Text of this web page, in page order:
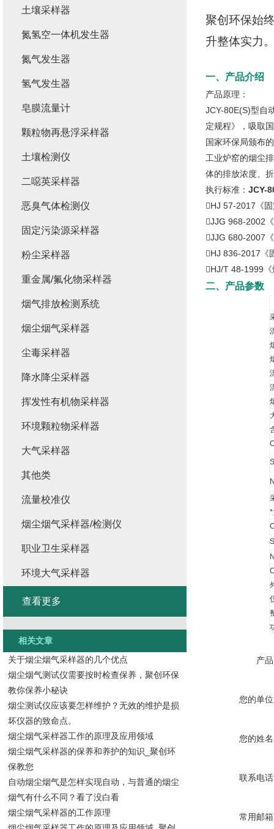
聚创 环保始
升整体实力
一、产品介绍
产品原理：
JCY-80E(S)型自
定规程》，吸取
国家环保局颁布
工业炉窑的烟尘
体的排放浓度、
执行标准： JCY-
HJ 57-2017《
JJG 968-2002
JJG 680-2007
HJ 836-2017《
HJ/T 48-1999
二、产品参数
*
产
您的单
您的姓
联系电
常用邮
土壤采样器
氮氢空一体机发生器
氮气发生器
氢气发生器
皂膜流量计
颗粒物再悬浮采样器
土壤检测仪
二噁英采样器
恶臭气体检测仪
固定污染源采样器
粉尘采样器
重金属/氟化物采样器
烟气排放检测系统
烟尘烟气采样器
尘毒采样器
降水降尘采样器
挥发性有机物采样器
环境颗粒物采样器
大气采样器
其他类
流量校准仪
烟尘烟气采样器/检测仪
职业卫生采样器
环境大气采样器
查看更多
相关文章
关于烟尘烟气采样器的几个优点
烟尘烟气测试仪需要按时检查保养，聚创环保
教你保养小秘诀
烟尘测试仪应该要怎样维护？无效的维护是损
坏仪器的致命点。
烟尘烟气采样器工作的原理及应用领域
烟尘烟气采样器的保养和养护的知识_聚创环
保教您
自动烟尘烟气是怎样实现自动，与普通的烟尘
烟气有什么不同？看了没白看
烟尘烟气采样器的工作原理